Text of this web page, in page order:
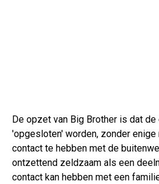
De opzet van Big Brother is dat
'opgesloten' worden, zonder
contact te hebben met de
ontzettend zeldzaam als een
contact kan hebben met een